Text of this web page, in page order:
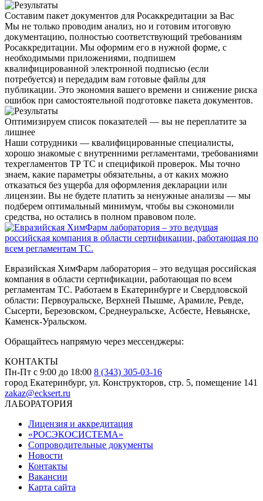
Составим пакет документов для Росаккредитации за Вас
Мы не только проводим анализ, но и готовим итоговую
документацию, полностью соответствующий требованиям
Росаккредитации. Мы оформим его в нужной форме, с
необходимыми приложениями, подпишем
квалифицированной электронной подписью (если
потребуется) и передадим вам готовые файлы для
публикации. Это экономия вашего времени и снижение риска
ошибок при самостоятельной подготовке пакета документов.
Оптимизируем список показателей — вы не переплатите за
лишнее
Наши сотрудники — квалифицированные специалисты,
хорошо знакомые с внутренними регламентами, требованиями
техрегламентов ТР ТС и спецификой проверок. Мы точно
знаем, какие параметры обязательны, а от каких можно
отказаться без ущерба для оформления декларации или
лицензии. Вы не будете платить за ненужные анализы — мы
подберем оптимальный минимум, чтобы вы сэкономили
средства, но остались в полном правовом поле.
Евразийская ХимФарм лаборатория – это ведущая российская
компания в области сертификации, работающая по всем
регламентам ТС. Работаем в Екатеринбурге и Свердловской
области: Первоуральске, Верхней Пышме, Арамиле, Ревде,
Сысерти, Березовском, Среднеуральске, Асбесте, Невьянске,
Каменск-Уральском.
Обращайтесь напрямую через мессенджеры:
КОНТАКТЫ
Пн-Пт с 9:00 до 18:00 8 (343) 305-03-16
город Екатеринбург, ул. Конструкторов, стр. 5, помещение 141
zakaz@ecksert.ru
ЛАБОРАТОРИЯ
Лицензия и аккредитация
«РОСЭКОСИСТЕМА»
Сопроводительные документы
Новости
Контакты
Вакансии
Карта сайта